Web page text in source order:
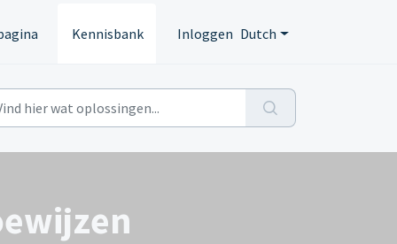
Kennisbank Inloggen Dutch